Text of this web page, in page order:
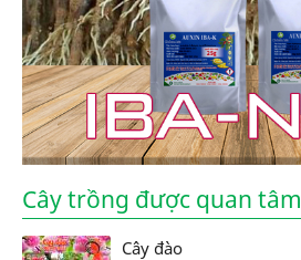
Cây trồng được quan tâm
Cây đào